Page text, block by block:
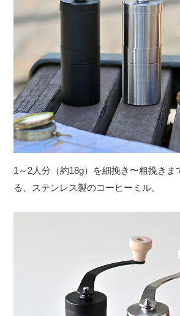
1～2人分（約18g）を細挽き〜粗挽きま
る、ステンレス製のコーヒーミル。